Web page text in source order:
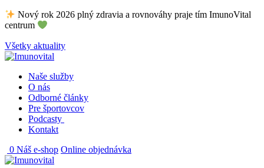
Skip
to
Nový rok 2026 plný zdravia a rovnováhy praje tím ImunoVital
centrum
Všetky aktuality
Naše služby
O nás
Odborné články
Pre športovcov
Podcasty
Kontakt
0 Náš e-shop Online objednávka